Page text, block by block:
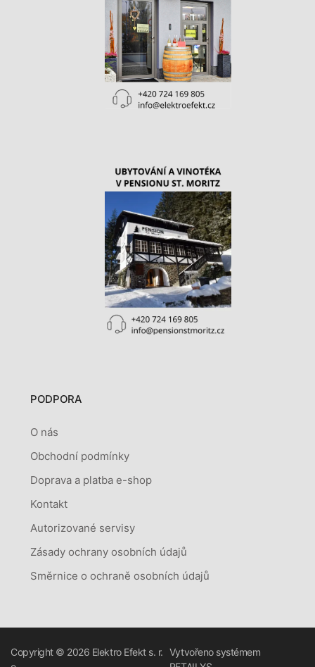
PODPORA
O nás
Obchodní podmínky
Doprava a platba e-shop
Kontakt
Autorizované servisy
Zásady ochrany osobních údajů
Směrnice o ochraně osobních údajů
Copyright © 2026 Elektro Efekt s. r. Vytvořeno systémem